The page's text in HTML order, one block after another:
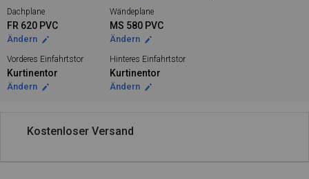
Dachplane
FR 620 PVC
Ändern
Wändeplane
MS 580 PVC
Ändern
Vorderes Einfahrtstor
Kurtinentor
Ändern
Hinteres Einfahrtstor
Kurtinentor
Ändern
Kostenloser Versand